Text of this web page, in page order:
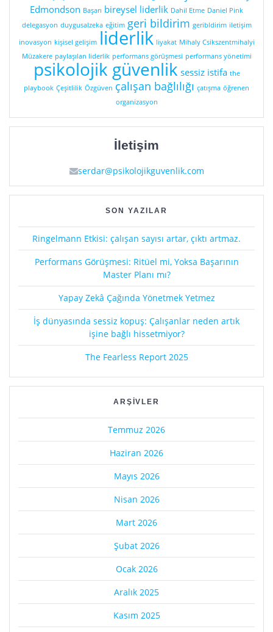
Edmondson Başarı bireysel liderlik Dahil Etme Daniel Pink
delegasyon duygusalzeka eğitim geri bildirim geribldirim iletişim
inovasyon kişisel gelişim liderlik liyakat Mihaly Csikszentmihalyi
Müzakere paylaşılan liderlik performans görüşmesi performans yönetimi
psikolojik güvenlik sessiz istifa the
playbook Çeşitlilik Özgüven çalışan bağlılığı çatışma öğrenen
organizasyon
İletişim
serdar@psikolojikguvenlik.com
SON YAZILAR
Ringelmann Etkisi: çalışan sayısı artar, çıktı artmaz.
Performans Görüşmesi: Ritüel mi, Yoksa Başarının
Master Planı mı?
Yapay Zekâ Çağında Yönetmek Yetmez
İş dünyasında sessiz kopuş: Çalışanlar neden artık
işine bağlı hissetmiyor?
The Fearless Report 2025
ARŞIVLER
Temmuz 2026
Haziran 2026
Mayıs 2026
Nisan 2026
Mart 2026
Şubat 2026
Ocak 2026
Aralık 2025
Kasım 2025